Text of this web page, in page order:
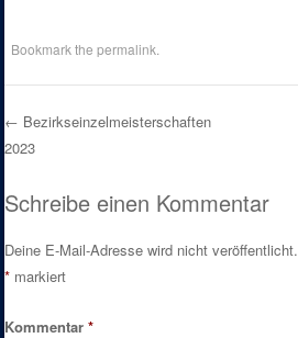
Bookmark thepermalink
Post navigation
← Bezirkseinzelmeisterschaften
2023
Schreibe einen Kommentar
Deine E-Mail-Adresse wird nicht veröffentlicht.
* markiert
Kommentar*